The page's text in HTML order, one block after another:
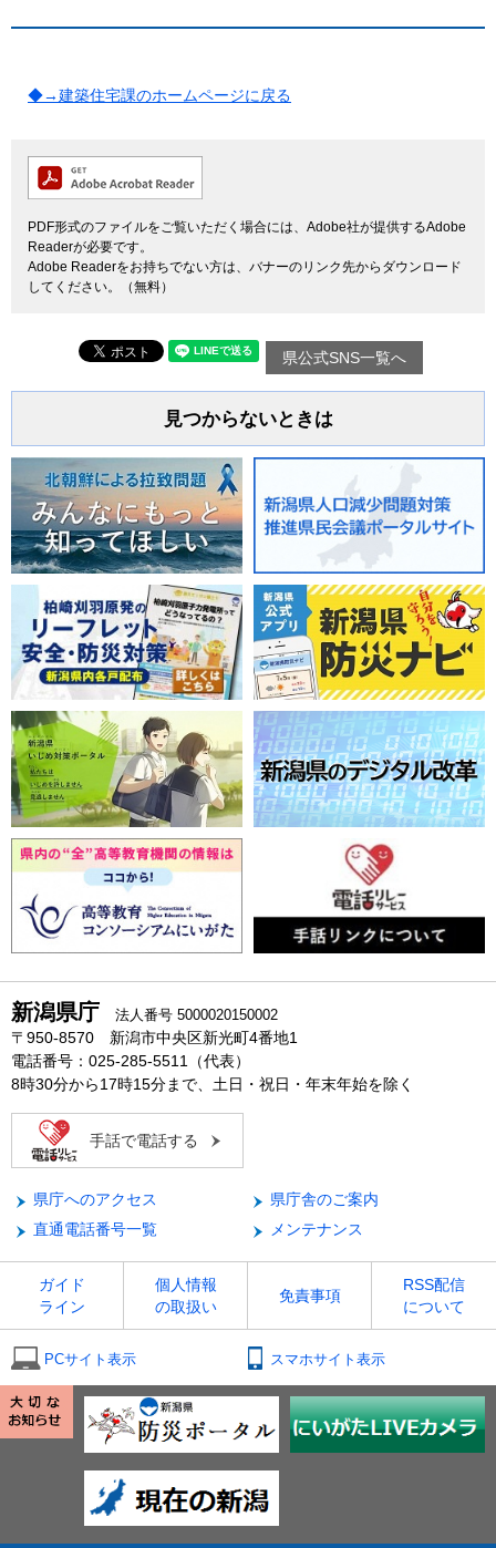
◆→建築住宅課のホームページに戻る
PDF形式のファイルをご覧いただく場合には、Adobe社が提供するAdobe
Readerが必要です。
Adobe Readerをお持ちでない方は、バナーのリンク先からダウンロード
してください。（無料）
県公式SNS一覧へ
見つからないときは
新潟県庁 法人番号 5000020150002
〒950-8570 新潟市中央区新光町4番地1
電話番号：025-285-5511（代表）
8時30分から17時15分まで、土日・祝日・年末年始を除く
手話で電話する
県庁へのアクセス
県庁舎のご案内
直通電話番号一覧
メンテナンス
ガイド
ライン
個人情報
の取扱い
免責事項
RSS配信
について
PCサイト表示 スマホサイト表示